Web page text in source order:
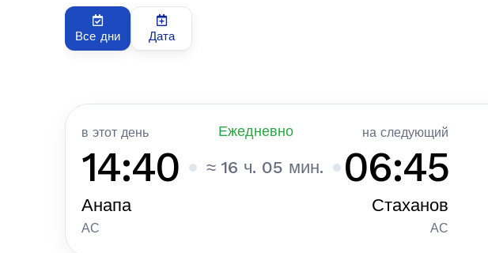
Все дни Дата
в этот день Ежедневно на следующий
14:40 ≈ 16 ч. 05 мин. 06:45
Анапа Стаханов
АС АС